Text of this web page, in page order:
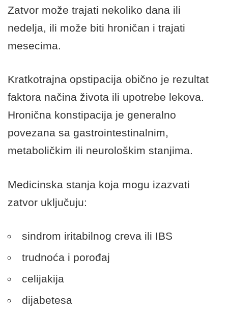
Zatvor može trajati nekoliko dana ili
nedelja, ili može biti hroničan i trajati
mesecima.
Kratkotrajna opstipacija obično je rezultat
faktora načina života ili upotrebe lekova.
Hronična konstipacija je generalno
povezana sa gastrointestinalnim,
metaboličkim ili neurološkim stanjima.
Medicinska stanja koja mogu izazvati
zatvor uključuju:
sindrom iritabilnog creva ili IBS
trudnoća i porođaj
celijakija
dijabetesa